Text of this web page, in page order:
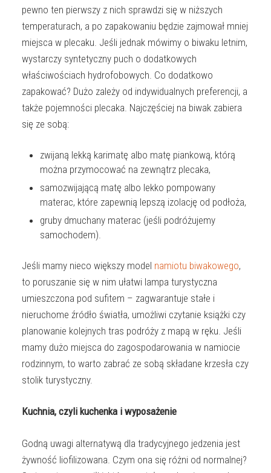
pewno ten pierwszy z nich sprawdzi się w niższych
temperaturach, a po zapakowaniu będzie zajmował mniej
miejsca w plecaku. Jeśli jednak mówimy o biwaku letnim,
wystarczy syntetyczny puch o dodatkowych
właściwościach hydrofobowych. Co dodatkowo
zapakować? Dużo zależy od indywidualnych preferencji, a
także pojemności plecaka. Najczęściej na biwak zabiera
się ze sobą:
zwijaną lekką karimatę albo matę piankową, którą
można przymocować na zewnątrz plecaka,
samozwijającą matę albo lekko pompowany
materac, które zapewnią lepszą izolację od podłoża,
gruby dmuchany materac (jeśli podróżujemy
samochodem).
Jeśli mamy nieco większy model namiotu biwakowego,
to poruszanie się w nim ułatwi lampa turystyczna
umieszczona pod sufitem – zagwarantuje stałe i
nieruchome źródło światła, umożliwi czytanie książki czy
planowanie kolejnych tras podróży z mapą w ręku. Jeśli
mamy dużo miejsca do zagospodarowania w namiocie
rodzinnym, to warto zabrać ze sobą składane krzesła czy
stolik turystyczny.
Kuchnia, czyli kuchenka i wyposażenie
Godną uwagi alternatywą dla tradycyjnego jedzenia jest
żywność liofilizowana. Czym ona się różni od normalnej?